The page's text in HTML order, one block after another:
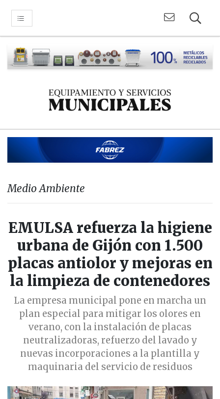
Medio Ambiente
EMULSA refuerza la higiene
urbana de Gijón con 1.500
placas antiolor y mejoras en
la limpieza de contenedores
La empresa municipal pone en marcha un
plan especial para mitigar los olores en
verano, con la instalación de placas
neutralizadoras, refuerzo del lavado y
nuevas incorporaciones a la plantilla y
maquinaria del servicio de residuos